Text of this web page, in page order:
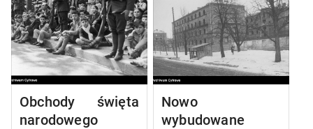
Obchody święta
narodowego
Nowo
wybudowane